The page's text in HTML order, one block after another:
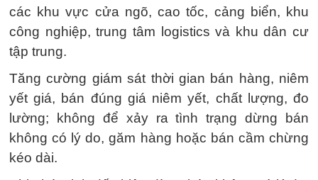
các khu vực cửa ngõ, cao tốc, cảng biển, khu
công nghiệp, trung tâm logistics và khu dân cư
tập trung.
Tăng cường giám sát thời gian bán hàng, niêm
yết giá, bán đúng giá niêm yết, chất lượng, đo
lường; không để xảy ra tình trạng dừng bán
không có lý do, găm hàng hoặc bán cầm chừng
kéo dài.